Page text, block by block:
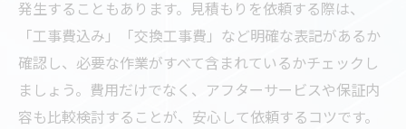
発生することもあります。見積もりを依頼する際は、
「工事費込み」「交換工事費」など明確な表記があるか
確認し、必要な作業がすべて含まれているかチェックし
ましょう。費用だけでなく、アフターサービスや保証内
容も比較検討することが、安心して依頼するコツです。